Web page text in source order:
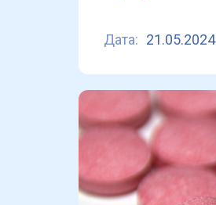
Дата: 21.05.2024